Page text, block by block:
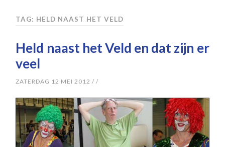
TAG: HELD NAAST HET VELD
Held naast het Veld en dat zijn er
veel
ZATERDAG 12 MEI 2012 //